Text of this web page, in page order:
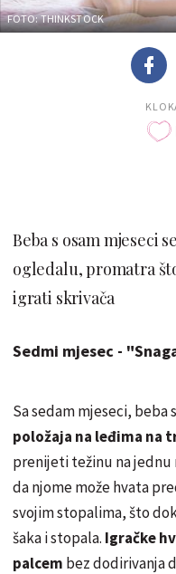
FOTO: THINKSTOCK
Beba s osam mjeseci
ogledalu, promatra
igrati skrivača
Sedmi mjesec -
Sa sedam mjeseci, beba
položaja na leđima na
prenijeti težinu na
da njome može hvata
svojim stopalima, što
šaka i stopala. Igračke
palcem bez dodirivanja